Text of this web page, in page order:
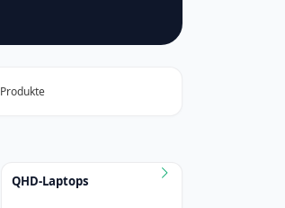
Produkte
QHD-Laptops